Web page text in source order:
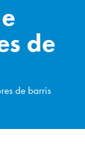
de
de barris